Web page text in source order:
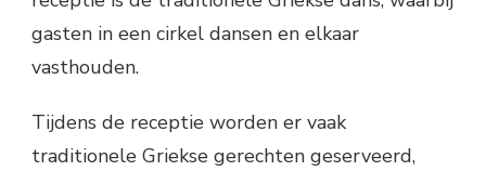
gasten in een cirkel dansen en elkaar
vasthouden.
Tijdens de receptie worden er vaak
traditionele Griekse gerechten geserveerd,